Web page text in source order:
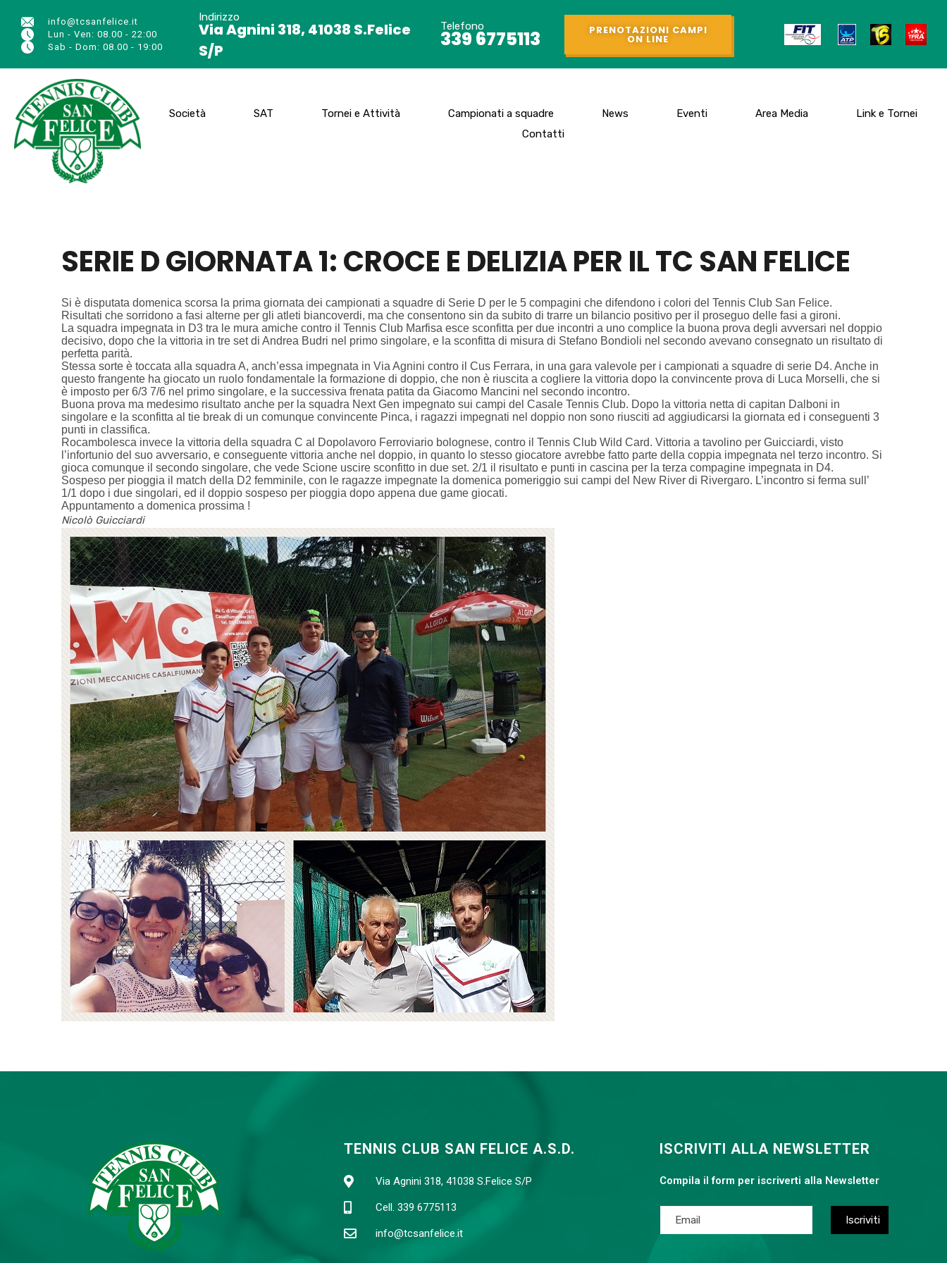
info@tcsanfelice.it
Lun - Ven: 08.00 - 22:00
Sab - Dom: 08.00 - 19:00
Indirizzo
Via Agnini 318, 41038 S.Felice
S/P
Telefono
339 6775113 PRENOTAZIONI CAMPI
ON LINE
Società SAT Tornei e Attività Campionati a squadre News Eventi Area Media
Link e Tornei
Contatti
SERIE D GIORNATA 1: CROCE E DELIZIA PER IL TC SAN FELICE
Si è disputata domenica scorsa la prima giornata dei campionati a squadre di Serie D per le 5 compagini che difendono i colori del Tennis Club San Felice.
Risultati che sorridono a fasi alterne per gli atleti biancoverdi, ma che consentono sin da subito di trarre un bilancio positivo per il proseguo delle fasi a gironi.
La squadra impegnata in D3 tra le mura amiche contro il Tennis Club Marfisa esce sconfitta per due incontri a uno complice la buona prova degli avversari nel doppio
decisivo, dopo che la vittoria in tre set di Andrea Budri nel primo singolare, e la sconfitta di misura di Stefano Bondioli nel secondo avevano consegnato un risultato di
perfetta parità.
Stessa sorte è toccata alla squadra A, anch’essa impegnata in Via Agnini contro il Cus Ferrara, in una gara valevole per i campionati a squadre di serie D4. Anche in
questo frangente ha giocato un ruolo fondamentale la formazione di doppio, che non è riuscita a cogliere la vittoria dopo la convincente prova di Luca Morselli, che si
è imposto per 6/3 7/6 nel primo singolare, e la successiva frenata patita da Giacomo Mancini nel secondo incontro.
Buona prova ma medesimo risultato anche per la squadra Next Gen impegnato sui campi del Casale Tennis Club. Dopo la vittoria netta di capitan Dalboni in
singolare e la sconfitta al tie break di un comunque convincente Pinca, i ragazzi impegnati nel doppio non sono riusciti ad aggiudicarsi la giornata ed i conseguenti 3
punti in classifica.
Rocambolesca invece la vittoria della squadra C al Dopolavoro Ferroviario bolognese, contro il Tennis Club Wild Card. Vittoria a tavolino per Guicciardi, visto
l’infortunio del suo avversario, e conseguente vittoria anche nel doppio, in quanto lo stesso giocatore avrebbe fatto parte della coppia impegnata nel terzo incontro. Si
gioca comunque il secondo singolare, che vede Scione uscire sconfitto in due set. 2/1 il risultato e punti in cascina per la terza compagine impegnata in D4.
Sospeso per pioggia il match della D2 femminile, con le ragazze impegnate la domenica pomeriggio sui campi del New River di Rivergaro. L’incontro si ferma sull’
1/1 dopo i due singolari, ed il doppio sospeso per pioggia dopo appena due game giocati.
Appuntamento a domenica prossima !
Nicolò Guicciardi
TENNIS CLUB SAN FELICE A.S.D.
Via Agnini 318, 41038 S.Felice S/P
Cell. 339 6775113
info@tcsanfelice.it
ISCRIVITI ALLA NEWSLETTER
Compila il form per iscriverti alla Newsletter